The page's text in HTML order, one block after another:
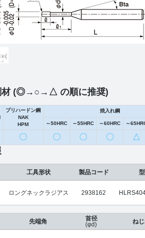
材 (◎→○→△ の順に推奨)
プリハードン鋼
NAK
HPM
焼入れ鋼
～50HRC
～55HRC ～60HRC ～
〇 〇 〇 〇 △
工具形状
ロングネックラジアス
製品コード
2938162
先端角
首径
(φd)
ね